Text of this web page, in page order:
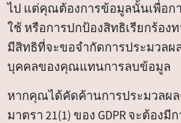
ไป แต่คุณต้องการข้อมูลนั้นเพื่อก
ใช้ หรือการปกป้องสิทธิเรียกร้อง
มีสิทธิที่จะขอจำกัดการประมวล
บุคคลของคุณแทนการลบข้อมูล
หากคุณได้คัดค้านการประมวลผ
มาตรา 21(1) ของ GDPR จะต้อง